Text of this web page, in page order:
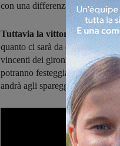
con una differenza reti di +25
Tuttavia la vittoria del torneo
quanto ci sarà da disputare un
vincenti dei gironi A (una fra
potranno festeggiare il
andrà agli spareggi.